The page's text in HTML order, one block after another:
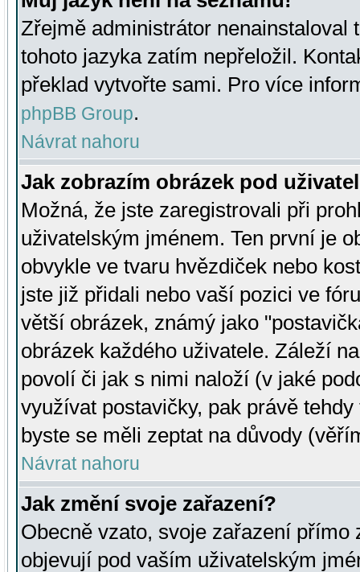
Zřejmě administrátor nenainstaloval
tohoto jazyka zatím nepřeložil.
překlad vytvořte sami. Pro více
phpBB Group.
Návrat nahoru
Jak zobrazím obrázek pod
Možná, že jste zaregistrovali při
uživatelským jménem. Ten první je
obvykle ve tvaru hvězdiček nebo
jste již přidali nebo vaší pozici ve
větší obrázek, známý jako
obrázek každého uživatele. Záleží
povolí či jak s nimi naloží (v jaké
využívat postavičky, pak právě
byste se měli zeptat na důvody
Návrat nahoru
Jak změní svoje zařazení?
Obecně vzato, svoje zařazení přímo
objevují pod vaším uživatelským